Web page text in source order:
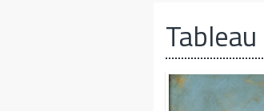
Tableau